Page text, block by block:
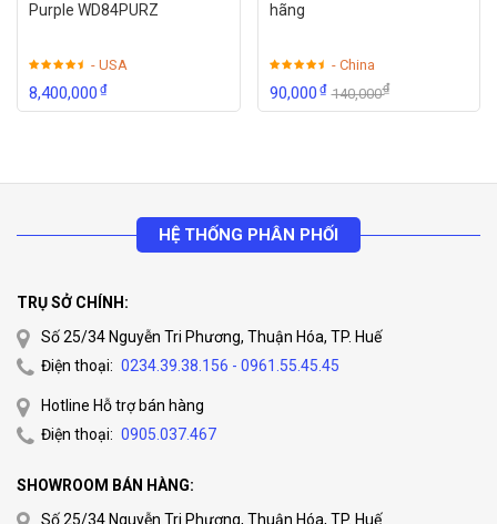
Purple WD84PURZ
- USA
8,400,000₫
hãng
- China
90,000₫ 140,000₫
HỆ THỐNG PHÂN PHỐI
TRỤ SỞ CHÍNH:
Số 25/34 Nguyễn Tri Phương, Thuận Hóa, TP. Huế
Điện thoại: 0234.39.38.156 - 0961.55.45.45
Hotline Hỗ trợ bán hàng
Điện thoại: 0905.037.467
SHOWROOM BÁN HÀNG:
Số 25/34 Nguyễn Tri Phương, Thuận Hóa, TP. Huế